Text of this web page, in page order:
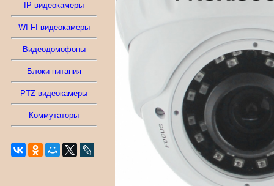
IP видеокамеры
WI-FI видеокамеры
Видеодомофоны
Блоки питания
PTZ видеокамеры
Коммутаторы